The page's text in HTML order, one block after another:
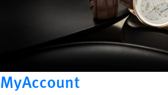
MyAccount